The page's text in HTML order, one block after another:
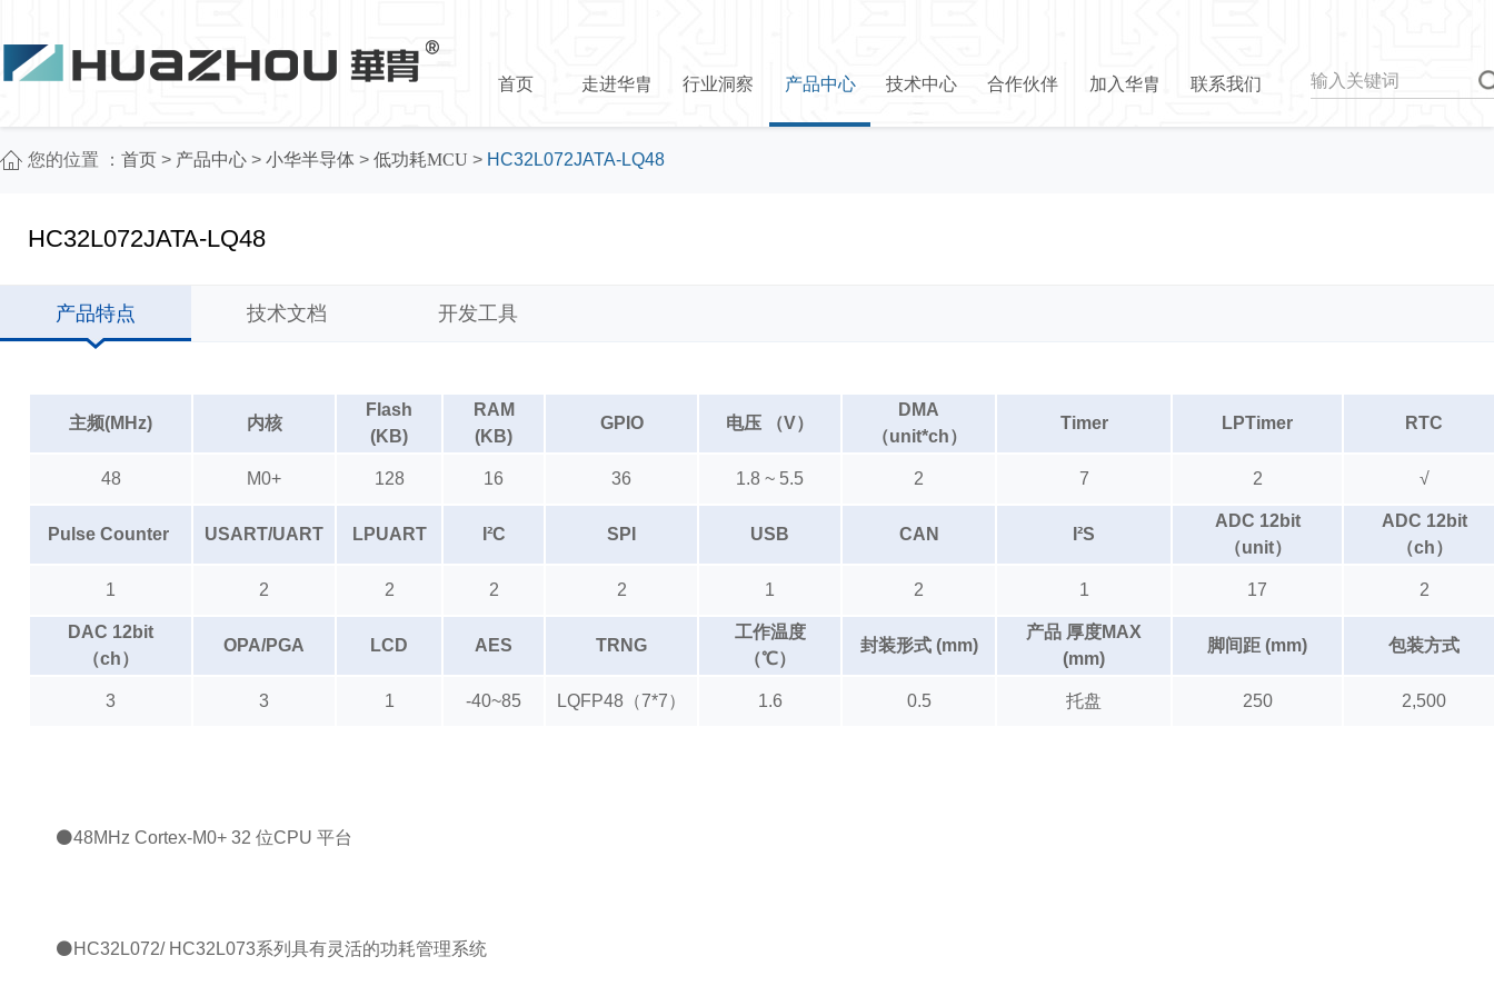
首页 走进华胄 行业洞察 产品中心 技术中心 合作伙伴 加入华胄 联系我们
您的位置 ： 首页 > 产品中心 > 小华半导体 > 低功耗MCU > HC32L072JATA-LQ48
HC32L072JATA-LQ48
产品特点 技术文档 开发工具
主频(MHz) 内核
Flash
(KB)
RAM
(KB)
GPIO 电压 （V）
DMA
（unit*ch）
Timer LPTimer RTC
48 M0+ 128 16 36 1.8 ~ 5.5 2 7 2 √
Pulse Counter USART/UART LPUART I²C SPI USB CAN I²S
ADC 12bit
（unit）
ADC 12bit
（ch）
1 2 2 2 2 1 2 1 17 2
DAC 12bit
（ch）
OPA/PGA LCD AES TRNG
工作温度
（℃）
封装形式 (mm)
产品 厚度MAX
(mm)
脚间距 (mm) 包装方式
3 3 1 -40~85 LQFP48（7*7） 1.6 0.5 托盘 250 2,500
⚫48MHz Cortex-M0+ 32 位CPU 平台
⚫HC32L072/ HC32L073系列具有灵活的功耗管理系统